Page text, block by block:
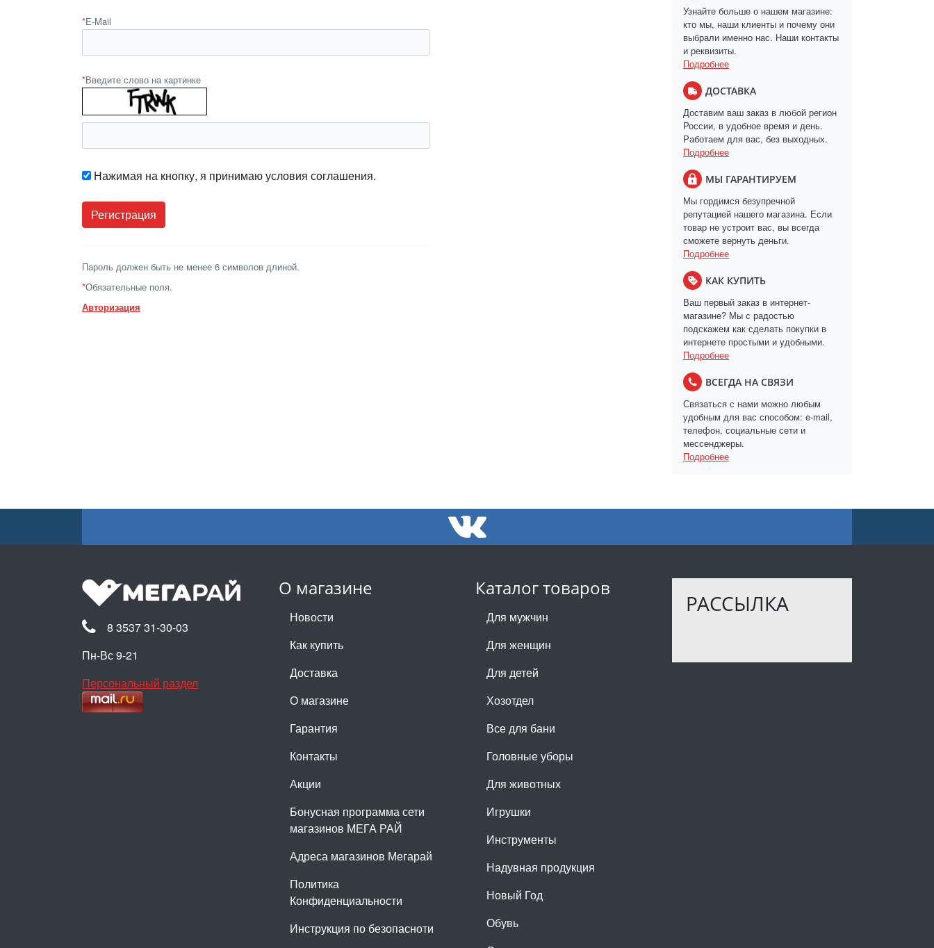
*E-Mail
*Введите слово на картинке
Нажимая на кнопку, я принимаю условия соглашения.
Пароль должен быть не менее 6 символов длиной.
*Обязательные поля.
Авторизация
Узнайте больше о нашем магазине:
кто мы, наши клиенты и почему они
выбрали именно нас. Наши контакты
и реквизиты.
Подробнее
ДОСТАВКА
Доставим ваш заказ в любой регион
России, в удобное время и день.
Работаем для вас, без выходных.
Подробнее
МЫ ГАРАНТИРУЕМ
Мы гордимся безупречной
репутацией нашего магазина. Если
товар не устроит вас, вы всегда
сможете вернуть деньги.
Подробнее
КАК КУПИТЬ
Ваш первый заказ в интернет-
магазине? Мы с радостью
подскажем как сделать покупки в
интернете простыми и удобными.
Подробнее
ВСЕГДА НА СВЯЗИ
Связаться с нами можно любым
удобным для вас способом: e-mail,
телефон, социальные сети и
мессенджеры.
Подробнее
О магазине
Новости
Как купить
Доставка
О магазине
Гарантия
Контакты
Акции
Бонусная программа сети
магазинов МЕГА РАЙ
Адреса магазинов Мегарай
Политика
Конфиденциальности
Инструкция по безопасноти
Каталог товаров
Для мужчин
Для женщин
Для детей
Хозотдел
Все для бани
Головные уборы
Для животных
Игрушки
Инструменты
Надувная продукция
Новый Год
Обувь
РАССЫЛКА
8 3537 31-30-03
Пн-Вс 9-21
Персональный раздел